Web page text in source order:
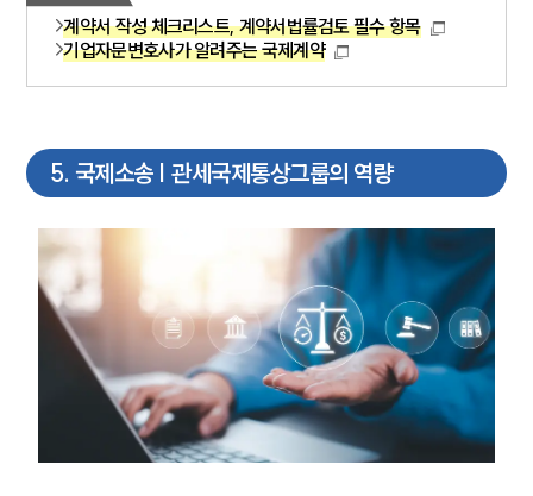
계약서 작성 체크리스트, 계약서법률검토 필수 항목
기업자문변호사가 알려주는 국제계약
5. 국제소송 | 관세국제통상그룹의 역량